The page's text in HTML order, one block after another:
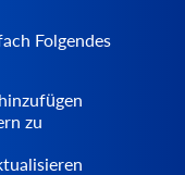
Folgendes
zu